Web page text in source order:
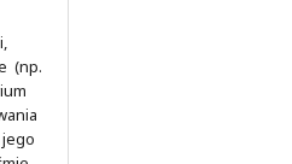
(np.